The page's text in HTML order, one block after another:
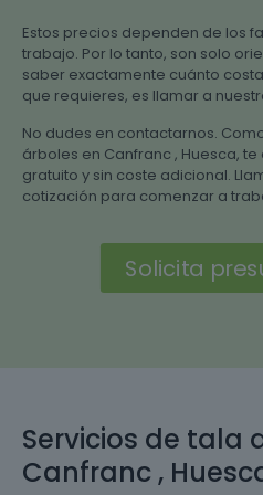
Estos precios dependen de los
trabajo. Por lo tanto, son solo
saber exactamente cuánto
que requieres, es llamar a
No dudes en contactarnos.
árboles en Canfranc , Huesca,
gratuito y sin coste adicional.
cotización para comenzar a
Solicita
Servicios de tala
Canfranc ,